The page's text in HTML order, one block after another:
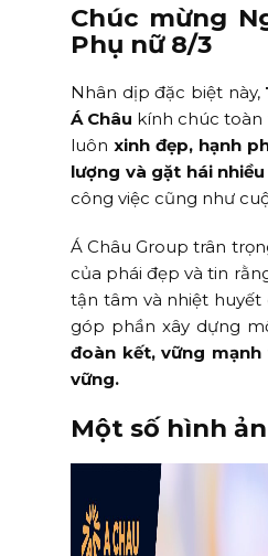
Chúc mừng
Phụ nữ 8/3
Nhân dịp đặc biệt này,
Á Châu kính chúc
luôn xinh đẹp, hạnh
lượng và gặt hái
công việc cũng như
Á Châu Group trân
của phái đẹp và tin
tận tâm và nhiệt
góp phần xây dựng
đoàn kết, vững
vững.
Một số hình